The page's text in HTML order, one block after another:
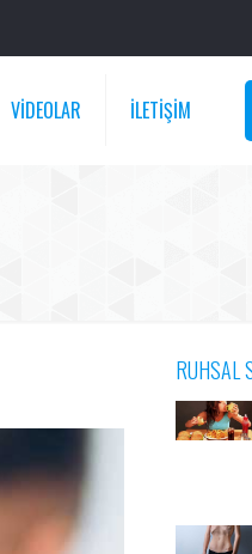
VİDEOLAR İLETİŞİM
RUHSAL